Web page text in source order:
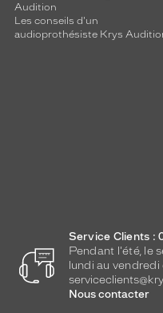
Audition
Les conseils d'un
audioprothésiste Krys
Service Clients :
Pendant l'été, le
lundi au vendredi
Nous contacter